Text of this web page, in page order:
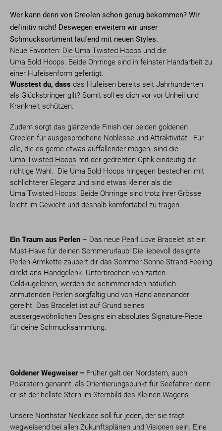
Wer kann denn von Creolen schon genug bekommen? Wir
definitiv nicht! Deswegen erweitern wir unser
Schmucksortiment laufend mit neuen Styles.
Neue Favoriten: Die Uma Twisted Hoops und die
Uma Bold Hoops. Beide Ohrringe sind in feinster Handarbeit zu
einer Hufeisenform gefertigt.
Wusstest du, dass das Hufeisen bereits seit Jahrhunderten
als Glücksbringer gilt? Somit soll es dich vor vor Unheil und
Krankheit schützen.
Zudem sorgt das glänzende Finish der beiden goldenen
Creolen für ausgesprochene Noblesse und Attraktivität. Für
alle, die es gerne etwas auffallender mögen, sind die
Uma Twisted Hoops mit der gedrehten Optik eindeutig die
richtige Wahl. Die Uma Bold Hoops hingegen bestechen mit
schlichterer Eleganz und sind etwas kleiner als die
Uma Twisted Hoops. Beide Ohrringe sind trotz ihrer Grösse
leicht im Gewicht und deshalb komfortabel zu tragen.
Ein Traum aus Perlen – Das neue Pearl Love Bracelet ist ein
Must-Have für deinen Sommerurlaub! Die liebevoll designte
Perlen-Armkette zaubert dir das Sommer-Sonne-Strand-Feeling
direkt ans Handgelenk. Unterbrochen von zarten
Goldkügelchen, werden die schimmernden natürlich
anmutenden Perlen sorgfältig und von Hand aneinander
gereiht. Das Bracelet ist auf Grund seines
aussergewöhnlichen Designs ein absolutes Signature-Piece
für deine Schmucksammlung.
Goldener Wegweiser – Früher galt der Nordstern, auch
Polarstern genannt, als Orientierungspunkt für Seefahrer, denn
er ist der hellste Stern im Sternbild des Kleinen Wagens.
Unsere Northstar Necklace soll für jeden, der sie trägt,
wegweisend bei allen Zukunftsplänen und Visionen sein. Eine